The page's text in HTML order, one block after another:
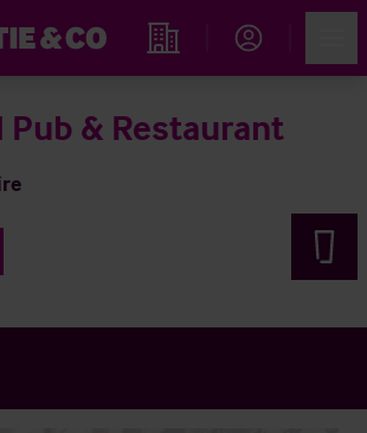
Immobiliensuche
Pub & Restaurant